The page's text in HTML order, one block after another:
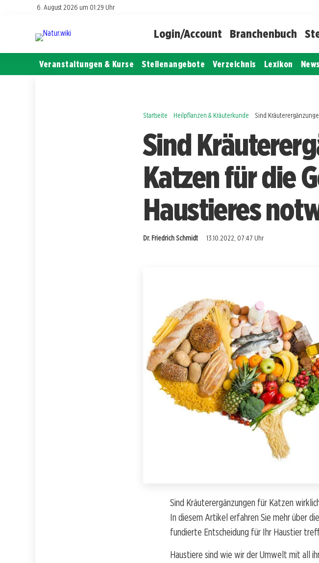
6. August 2026 um 01:29 Uhr
Login/Account Branchenbuch
Veranstaltungen & Kurse Stellenangebote Verzeichnis Lexikon
Startseite Heilpflanzen & Kräuterkunde Sind
Sind
Katzen für die
Haustieres
Dr. Friedrich Schmidt 13.10.2022, 07:47 Uhr
Sind Kräuterergänzungen für Katzen
In diesem Artikel erfahren Sie mehr über
fundierte Entscheidung für Ihr Haustier
Haustiere sind wie wir der Umwelt mit all